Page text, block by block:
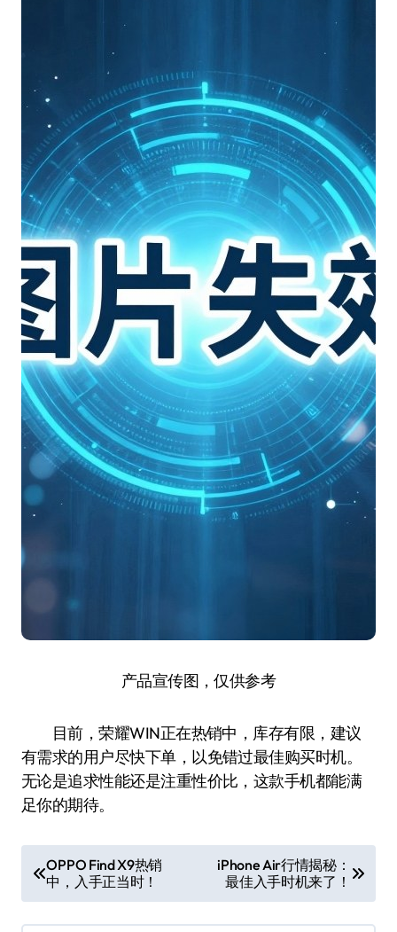
产品宣传图，仅供参考
目前，荣耀WIN正在热销中，库存有限，建议
有需求的用户尽快下单，以免错过最佳购买时机。
无论是追求性能还是注重性价比，这款手机都能满
足你的期待。
章
导
OPPO Find X9热销
中，入手正当时！
iPhone Air行情揭秘：
最佳入手时机来了！